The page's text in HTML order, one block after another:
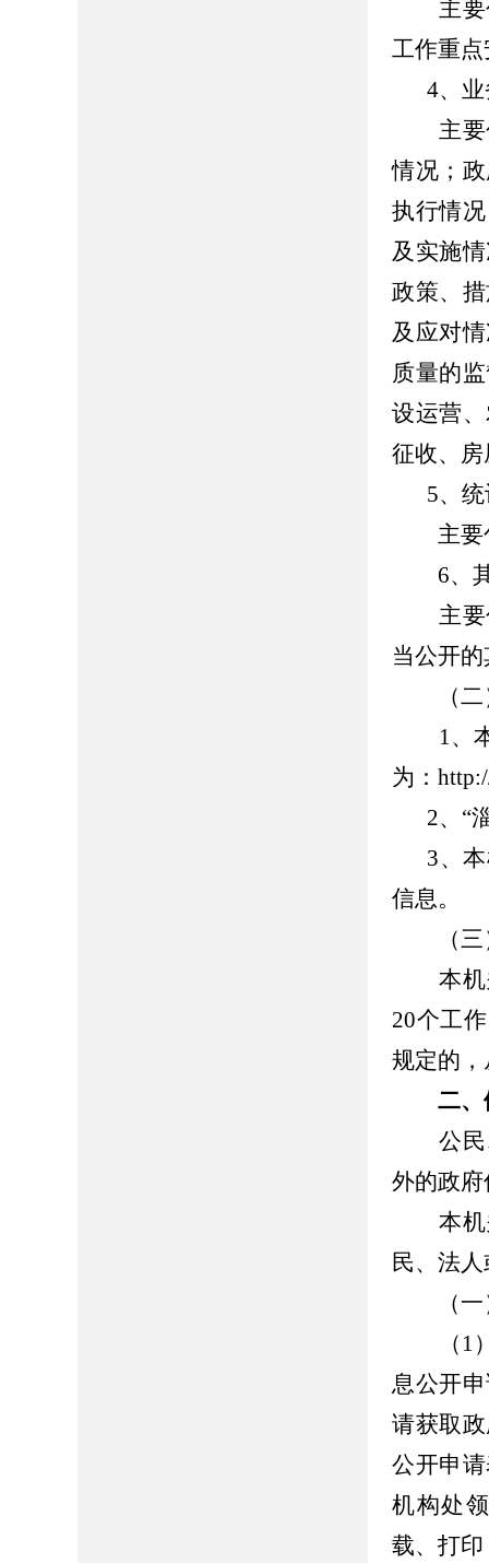
主要包
工作重
4、
主要包
情况；
执行情
及实施
政策、
及应对
质量的
设运营
征收、
5、
主要包
6、
主要包
当公开
（二
1、本
为：
2、“
3、
信息
（三
本机关
20个工
规定的
二、
公民、
外的政
本机关
民、法
（一
（1）
息公开
请获取
公开申
机构处
载、打